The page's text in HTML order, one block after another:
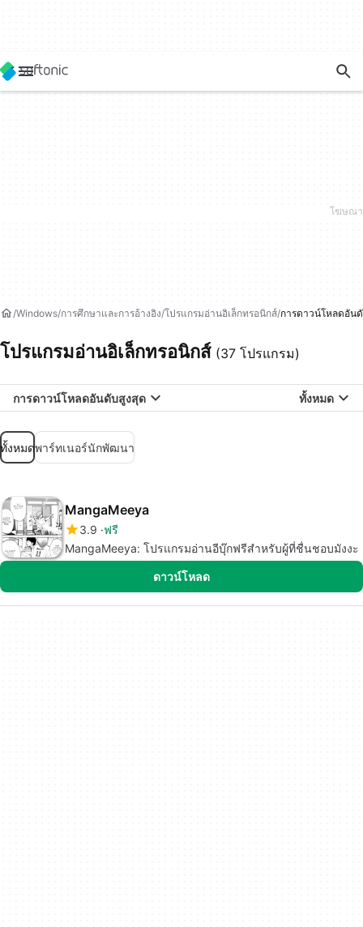
Windows การศึกษาและการอ้างอิง โปรแกรมอ่านอิเล็กทรอนิกส์ การดาวน์โหลดอัน
โปรแกรมอ่านอิเล็กทรอนิกส์ (37 โปรแกรม)
การดาวน์โหลดอันดับสูงสุด ทั้งหมด
ทั้งหมดพาร์ทเนอร์นักพัฒนา
MangaMeeya
3.9 ฟรี
MangaMeeya: โปรแกรมอ่านอีบุ๊กฟรีสำหรับผู้ที่ชื่นชอบมังงะ
ดาวน์โหลด